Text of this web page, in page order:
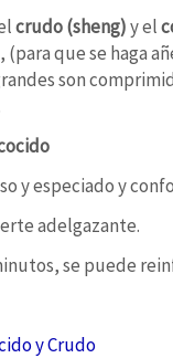
crudo (sheng)y el
que se haga
son
y especiado y
adelgazante.
se puede
y Crudo